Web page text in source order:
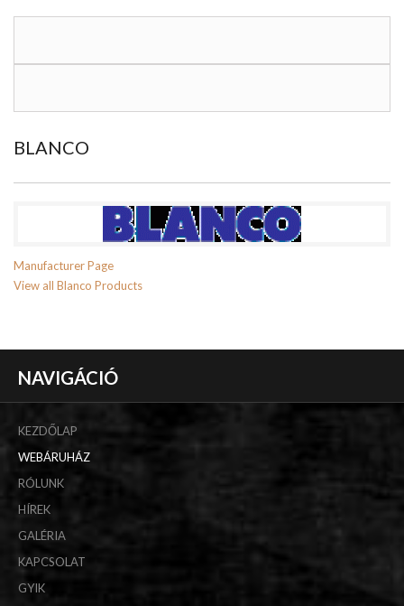
BLANCO
Manufacturer Page
View all Blanco Products
NAVIGÁCIÓ
KEZDŐLAP
WEBÁRUHÁZ
RÓLUNK
HÍREK
GALÉRIA
KAPCSOLAT
GYIK